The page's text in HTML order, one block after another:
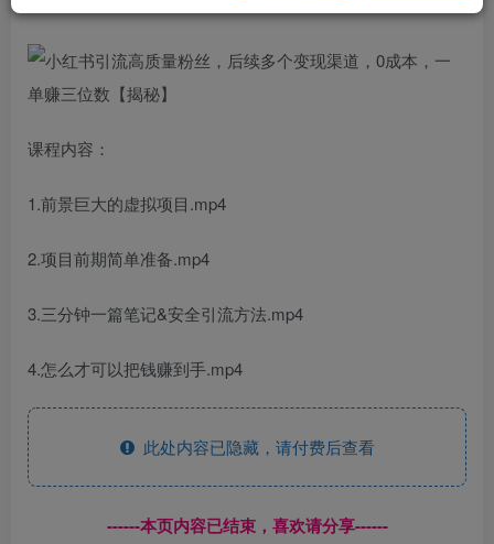
课程内容：
1.前景巨大的虚拟项目.mp4
2.项目前期简单准备.mp4
3.三分钟一篇笔记&安全引流方法.mp4
4.怎么才可以把钱赚到手.mp4
此处内容已隐藏，请付费后查看
------本页内容已结束，喜欢请分享------